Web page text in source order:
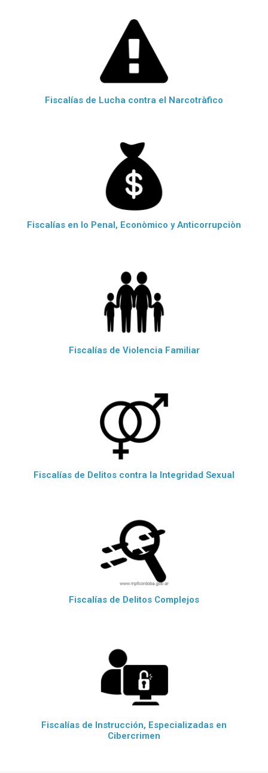
Fiscalías de Lucha contra el Narcotràfico
Fiscalías en lo Penal, Econòmico y Anticorrupciòn
Fiscalías de Violencia Familiar
Fiscalías de Delitos contra la Integridad Sexual
Fiscalías de Delitos Complejos
Fiscalías de Instrucción, Especializadas en
Cibercrimen